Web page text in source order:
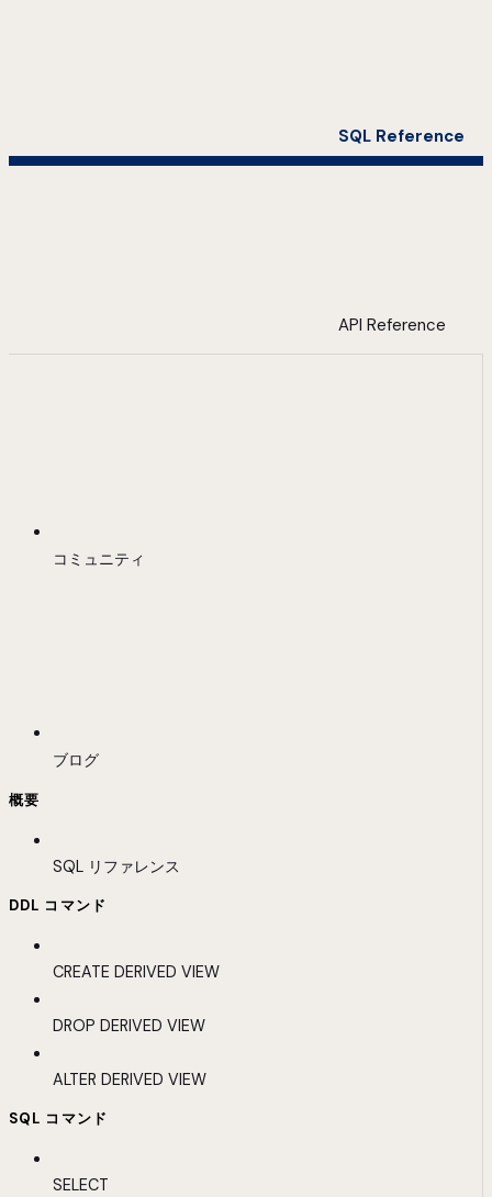
SQL Reference
API Reference
コミュニティ
ブログ
概要
SQL リファレンス
DDL コマンド
CREATE DERIVED VIEW
DROP DERIVED VIEW
ALTER DERIVED VIEW
SQL コマンド
SELECT